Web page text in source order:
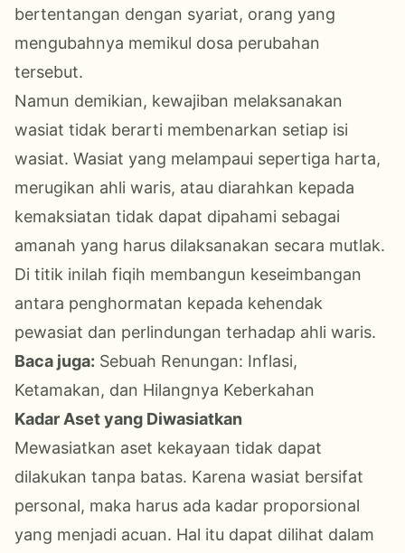
bertentangan dengan syariat, orang yang
mengubahnya memikul dosa perubahan
tersebut.
Namun demikian, kewajiban melaksanakan
wasiat tidak berarti membenarkan setiap isi
wasiat. Wasiat yang melampaui sepertiga harta,
merugikan ahli waris, atau diarahkan kepada
kemaksiatan tidak dapat dipahami sebagai
amanah yang harus dilaksanakan secara mutlak.
Di titik inilah fiqih membangun keseimbangan
antara penghormatan kepada kehendak
pewasiat dan perlindungan terhadap ahli waris.
Baca juga: Sebuah Renungan: Inflasi,
Ketamakan, dan Hilangnya Keberkahan
Kadar Aset yang Diwasiatkan
Mewasiatkan aset kekayaan tidak dapat
dilakukan tanpa batas. Karena wasiat bersifat
personal, maka harus ada kadar proporsional
yang menjadi acuan. Hal itu dapat dilihat dalam